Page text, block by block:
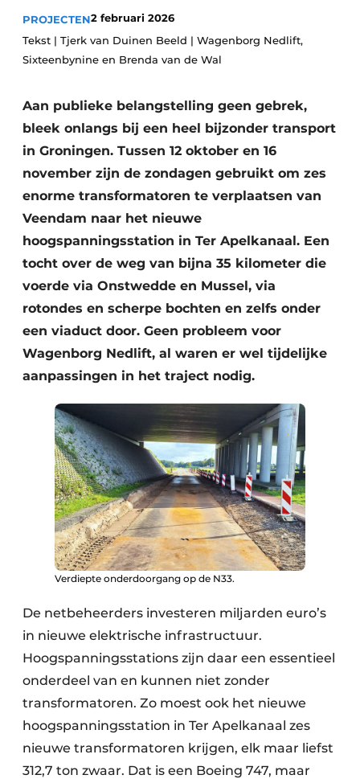
Vacature aanmelden
Video’s
PROJECTEN2 februari 2026
Tekst | Tjerk van Duinen Beeld | Wagenborg Nedlift,
Sixteenbynine en Brenda van de Wal
Aan publieke belangstelling geen gebrek,
bleek onlangs bij een heel bijzonder transport
in Groningen. Tussen 12 oktober en 16
november zijn de zondagen gebruikt om zes
enorme transformatoren te verplaatsen van
Veendam naar het nieuwe
hoogspanningsstation in Ter Apelkanaal. Een
tocht over de weg van bijna 35 kilometer die
voerde via Onstwedde en Mussel, via
rotondes en scherpe bochten en zelfs onder
een viaduct door. Geen probleem voor
Wagenborg Nedlift, al waren er wel tijdelijke
aanpassingen in het traject nodig.
Verdiepte onderdoorgang op de N33.
De netbeheerders investeren miljarden euro’s
in nieuwe elektrische infrastructuur.
Hoogspanningsstations zijn daar een essentieel
onderdeel van en kunnen niet zonder
transformatoren. Zo moest ook het nieuwe
hoogspanningsstation in Ter Apelkanaal zes
nieuwe transformatoren krijgen, elk maar liefst
312,7 ton zwaar. Dat is een Boeing 747, maar